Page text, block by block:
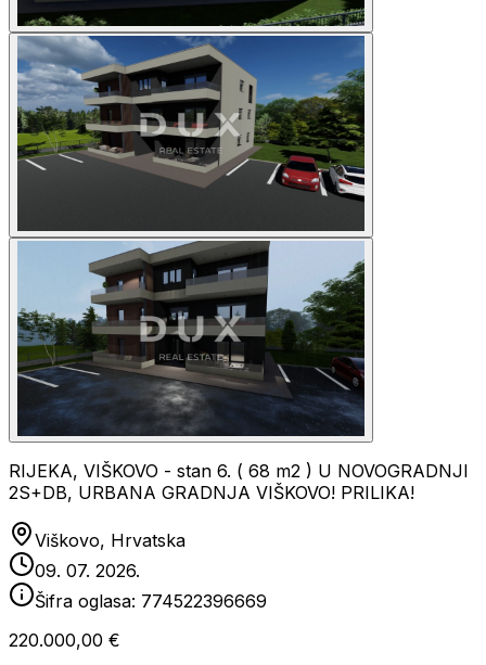
RIJEKA, VIŠKOVO - stan 6. ( 68 m2 ) U NOVOGRADNJI
2S+DB, URBANA GRADNJA VIŠKOVO! PRILIKA!
Viškovo, Hrvatska
09. 07. 2026.
Šifra oglasa: 774522396669
220.000,00 €